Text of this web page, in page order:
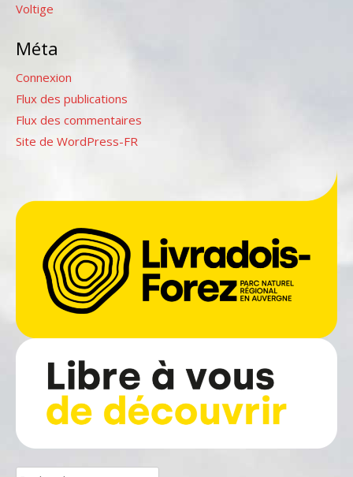
Voltige
Méta
Connexion
Flux des publications
Flux des commentaires
Site de WordPress-FR